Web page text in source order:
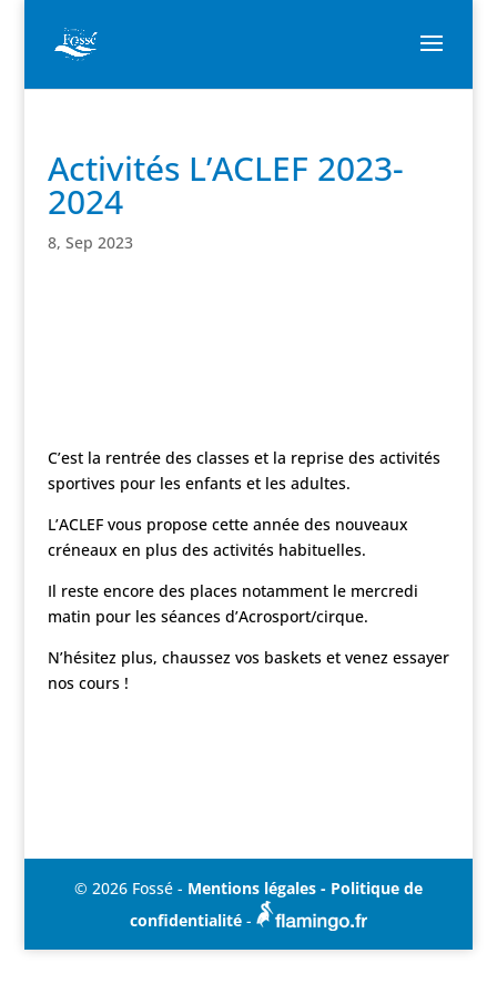
Activités L’ACLEF 2023-
2024
8, Sep 2023
C’est la rentrée des classes et la reprise des activités
sportives pour les enfants et les adultes.
L’ACLEF vous propose cette année des nouveaux
créneaux en plus des activités habituelles.
Il reste encore des places notamment le mercredi
matin pour les séances d’Acrosport/cirque.
N’hésitez plus, chaussez vos baskets et venez essayer
nos cours !
© 2026 Fossé - Mentions légales - Politique de
confidentialité -